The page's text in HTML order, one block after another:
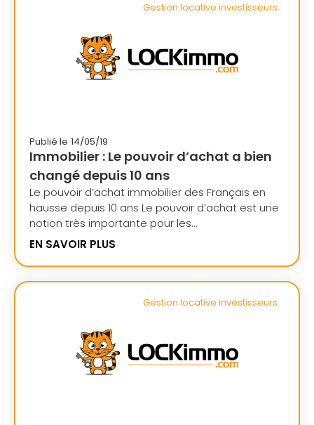
Gestion locative investisseurs
Publié le 14/05/19
Immobilier : Le pouvoir d’achat a bien
changé depuis 10 ans
Le pouvoir d’achat immobilier des Français en
hausse depuis 10 ans Le pouvoir d’achat est une
notion très importante pour les...
EN SAVOIR PLUS
Gestion locative investisseurs